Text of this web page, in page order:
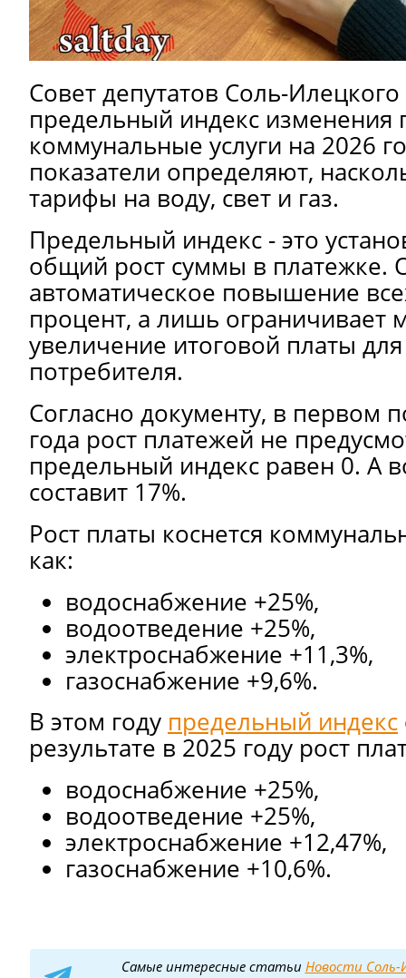
Совет депутатов Соль-Илецкого
предельный индекс изменения
коммунальные услуги на 2026
показатели определяют,
тарифы на воду, свет и газ.
Предельный индекс - это
общий рост суммы в платежке.
автоматическое повышение
процент, а лишь ограничивает
увеличение итоговой платы
потребителя.
Согласно документу, в первом
года рост платежей не
предельный индекс равен 0. А
составит 17%.
Рост платы коснется
как:
водоснабжение +25%,
водоотведение +25%,
электроснабжение +11,3%,
газоснабжение +9,6%.
В этом году предельный индекс
результате в 2025 году рост
водоснабжение +25%,
водоотведение +25%,
электроснабжение +12,47%,
газоснабжение +10,6%.
Самые интересные статьи Новости Соль-